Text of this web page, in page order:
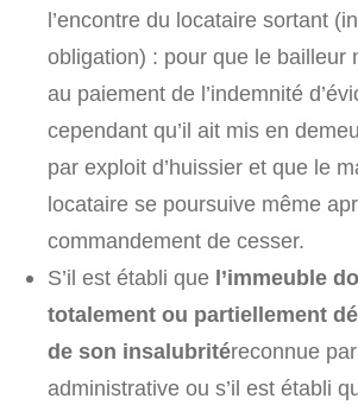
l’encontre du locataire sortant
obligation) : pour que le bailleur
au paiement de l’indemnité
cependant qu’il ait mis en
par exploit d’huissier et que le
locataire se poursuive même
commandement de cesser.
S’il est établi que l’immeuble
totalement ou partiellement
de son insalubritéreconnue
administrative ou s’il est établi